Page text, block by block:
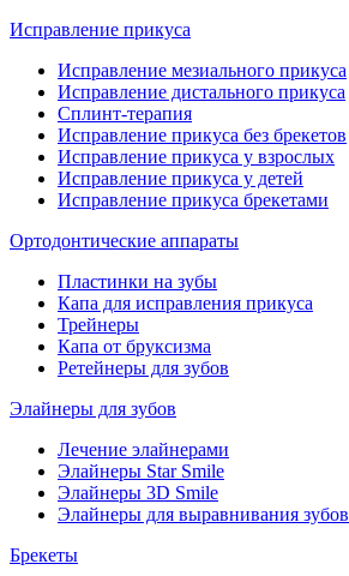
Исправление прикуса
Исправление мезиального прикуса
Исправление дистального прикуса
Сплинт-терапия
Исправление прикуса без брекетов
Исправление прикуса у взрослых
Исправление прикуса у детей
Исправление прикуса брекетами
Ортодонтические аппараты
Пластинки на зубы
Капа для исправления прикуса
Трейнеры
Капа от бруксизма
Ретейнеры для зубов
Элайнеры для зубов
Лечение элайнерами
Элайнеры Star Smile
Элайнеры 3D Smile
Элайнеры для выравнивания зубов
Брекеты